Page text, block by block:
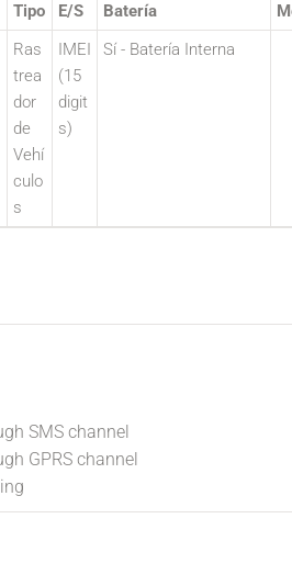
Tipo E/S Batería
Ras
trea
dor
de
Vehí
culo
s
IMEI
(15
digit
s)
Sí - Batería Interna
SMS channel
GPRS channel